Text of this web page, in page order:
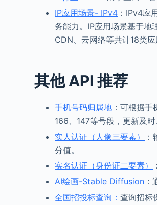
IP应用场景- IPv4 ：IPv4应
务能力。IP应用场景基于地
CDN、云网络等共计18类应
其他 API 推荐
手机号码归属地 ：可根据
166、147等号段，更新及时
实人认证（人像三要素）
分值。
实名认证（身份证二要素）
AI绘画-Stable Diffusion
全国招投标查询：查询招标